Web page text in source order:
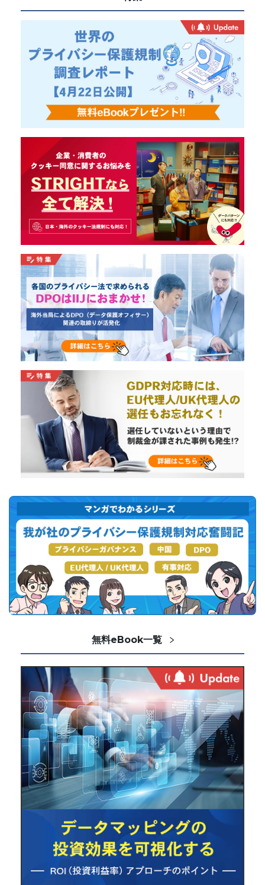
無料eBook一覧